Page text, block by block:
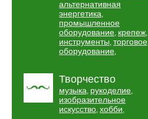
альтернативная
энергетика,
промышленное
оборудование, крепеж,
инструменты, торговое
оборудование,
Творчество
музыка, рукоделие,
изобразительное
искусство, хобби,